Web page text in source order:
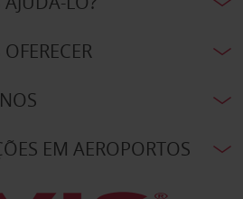
EM AEROPORTOS